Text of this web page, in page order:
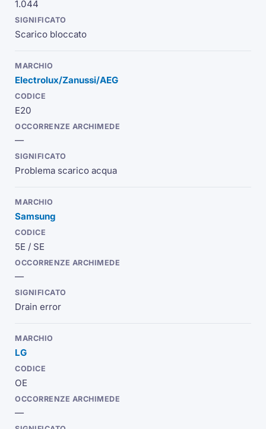
1.044
Scarico bloccato
Electrolux/Zanussi/AEG
E20
—
Problema scarico acqua
Samsung
5E / SE
—
Drain error
LG
OE
—